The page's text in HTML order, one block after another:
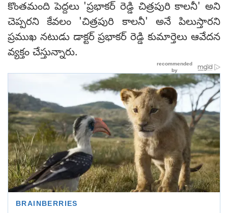
కొంతమంది పెద్దలు 'ప్రభాకర్‌ రెడ్డి చిత్రపురి కాలనీ' అని
చెప్పరని కేవలం 'చిత్రపురి కాలనీ' అనే పిలుస్తారని
ప్రముఖ నటుడు డాక్టర్‌ ప్రభాకర్‌ రెడ్డి కుమార్తెలు ఆవేదన
వ్యక్తం చేస్తున్నారు.